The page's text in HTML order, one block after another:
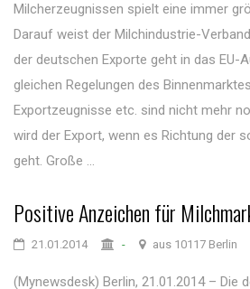
Milcherzeugnissen spielt eine immer
Darauf weist der Milchindustrie-
der deutschen Exporte geht in das EU-
gleichen Regelungen des
Exportzeugnisse etc. sind nicht mehr
wird der Export, wenn es Richtung der
geht. Große ...
Positive Anzeichen für
21.01.2014 - aus 10117 Berlin
(Mynewsdesk) Berlin, 21.01.2014 – Die